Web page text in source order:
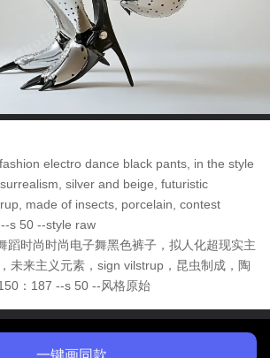
electro dance black pants, in the style
silver and beige, futuristic
made of insects, porcelain, contest
s 50 --style raw
蹈时尚时尚电子舞黑色裤子，拟人化超现实主
未来主义元素，sign vilstrup，昆虫制成，陶
：187 --s 50 --风格原始
一键画同款